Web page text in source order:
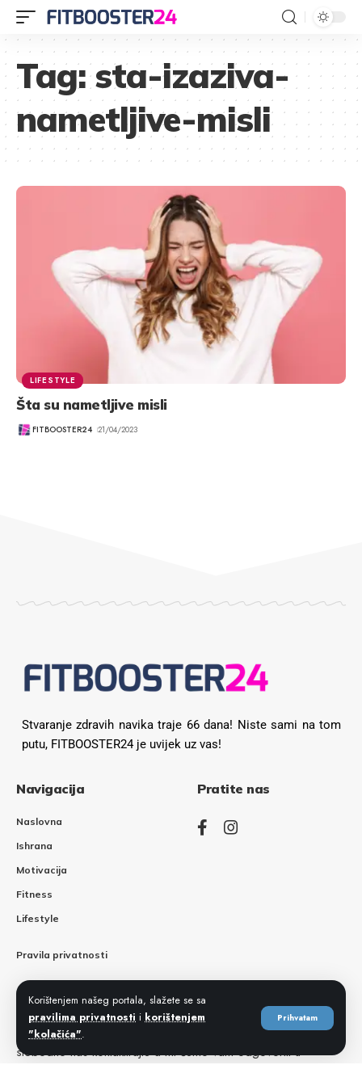
Korištenjem našeg portala, slažete se sa
pravilima privatnosti i korištenjem
"kolačića".
Prihvatam
Tag:sta-izaziva-
nametljive-misli
LIFESTYLE
Šta su nametljive misli
FITBOOSTER24 21/04/2023
Stvaranje zdravih navika traje 66 dana! Niste sami na tom
putu, FITBOOSTER24 je uvijek uz vas!
Navigacija
Naslovna
Ishrana
Motivacija
Fitness
Lifestyle
Pravila privatnosti
Pratite nas
Kontaktirajte nas
Ukoliko imate pitanja, prijedloga ili bilo kakvih sugestija,
slobodno nas kontaktirajte a mi ćemo vam odgovoriti u